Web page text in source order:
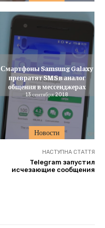
Новости
Смартфоны Samsung Galaxy
превратят SMS в аналог
общения в мессенджерах
13 сентября 2018
НАСТУПНА СТАТТЯ
Telegram запустил
исчезающие сообщения